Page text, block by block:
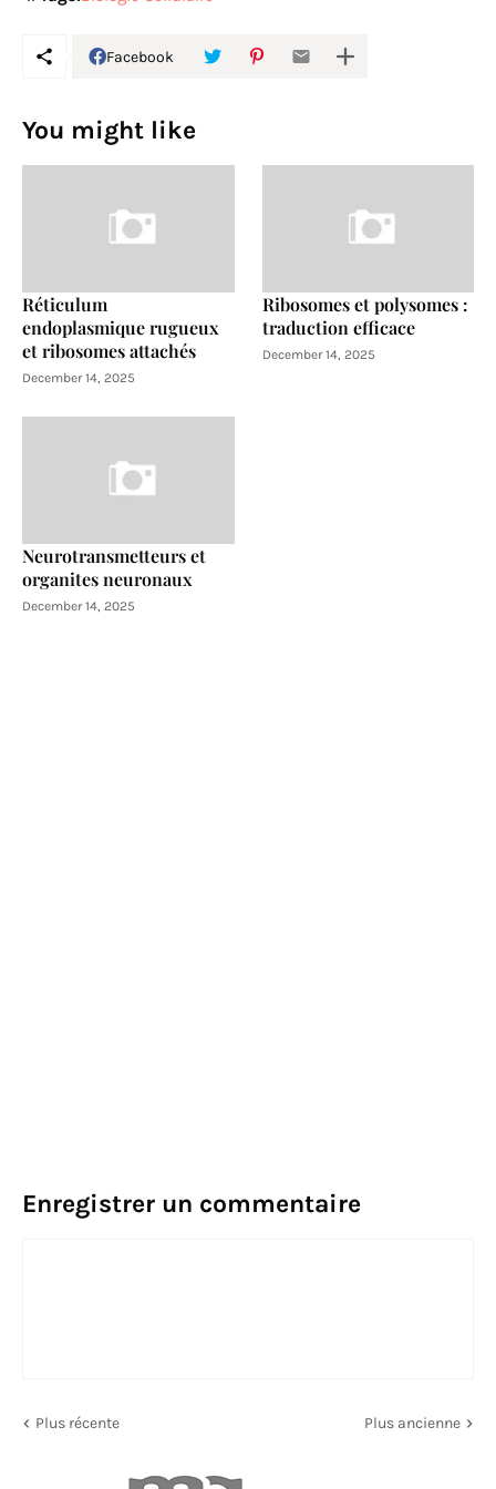
Facebook
You might like
Réticulum
endoplasmique rugueux
et ribosomes attachés
December 14, 2025
Ribosomes et polysomes :
traduction efficace
December 14, 2025
Neurotransmetteurs et
organites neuronaux
December 14, 2025
Enregistrer un commentaire
Plus récente Plus ancienne